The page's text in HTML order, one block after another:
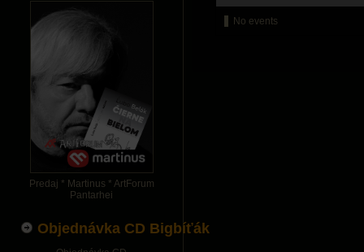
Predaj * Martinus * ArtForum
Pantarhei
Objednávka CD Bigbíťák
No events